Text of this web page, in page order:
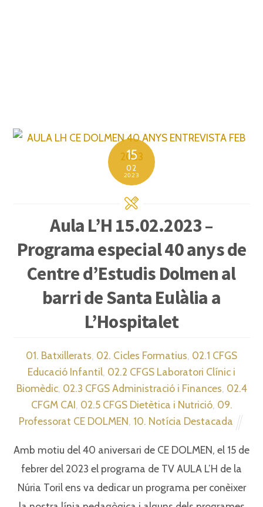
15
02
2023
Aula L’H 15.02.2023 –
Programa especial 40 anys de
Centre d’Estudis Dolmen al
barri de Santa Eulàlia a
L’Hospitalet
01. Batxillerats 02. Cicles Formatius 02.1 CFGS
Educació Infantil 02.2 CFGS Laboratori Clínic i
Biomèdic, 02.3 CFGS Administració i Finances 02.4
CFGM CAI 02.5 CFGS Dietètica i Nutrició, 09.
Professorat CE DOLMEN 10. Notícia Destacada
Amb motiu del 40 aniversari de CE DOLMEN, el 15 de
febrer del 2023 el programa de TV AULA L’H de la
Núria Toril ens va dedicar un programa per conèixer